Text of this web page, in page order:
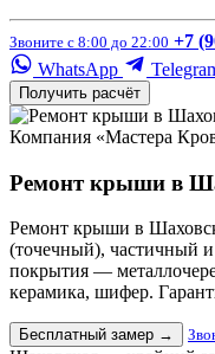
Звоните с 8:00 до 22:00 +7
WhatsApp
Получить расчёт
Компания «Мастера
Ремонт крыши в
Ремонт крыши в
(точечный), частичный
покрытия —
керамика, шифер.
Бесплатный замер →